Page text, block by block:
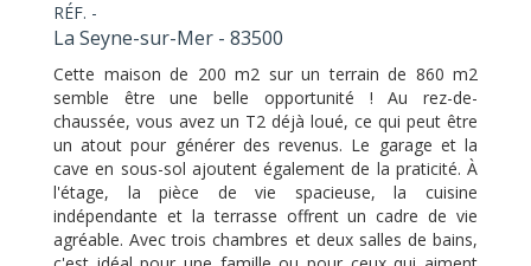
RÉF. -
La Seyne-sur-Mer - 83500
Cette maison de 200 m2 sur un terrain de 860 m2
semble être une belle opportunité ! Au rez-de-
chaussée, vous avez un T2 déjà loué, ce qui peut être
un atout pour générer des revenus. Le garage et la
cave en sous-sol ajoutent également de la praticité. À
l'étage, la pièce de vie spacieuse, la cuisine
indépendante et la terrasse offrent un cadre de vie
agréable. Avec trois chambres et deux salles de bains,